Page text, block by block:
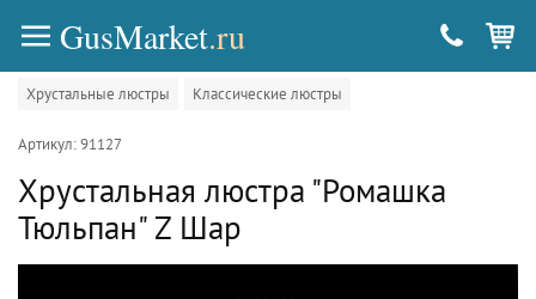
GusMarket.ru
Хрустальные люстры Классические люстры
Артикул: 91127
Хрустальная люстра "Ромашка
Тюльпан" Z Шар